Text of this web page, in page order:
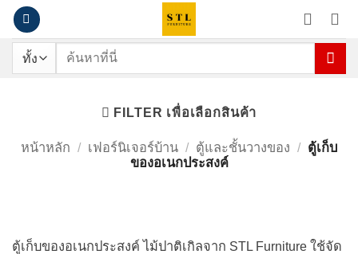
ข้าม
เนื้อหา
ค้นหา:
ตู้เก็บของอเนกประสงค์
หน้าหลัก / เฟอร์นิเจอร์บ้าน / ตู้และชั้นวางของ / ตู้เก็บ
ของอเนกประสงค์
FILTER เพื่อเลือกสินค้า
ตู้เก็บของอเนกประสงค์ ไม้ปาติเกิลจาก STL Furniture ใช้จัด